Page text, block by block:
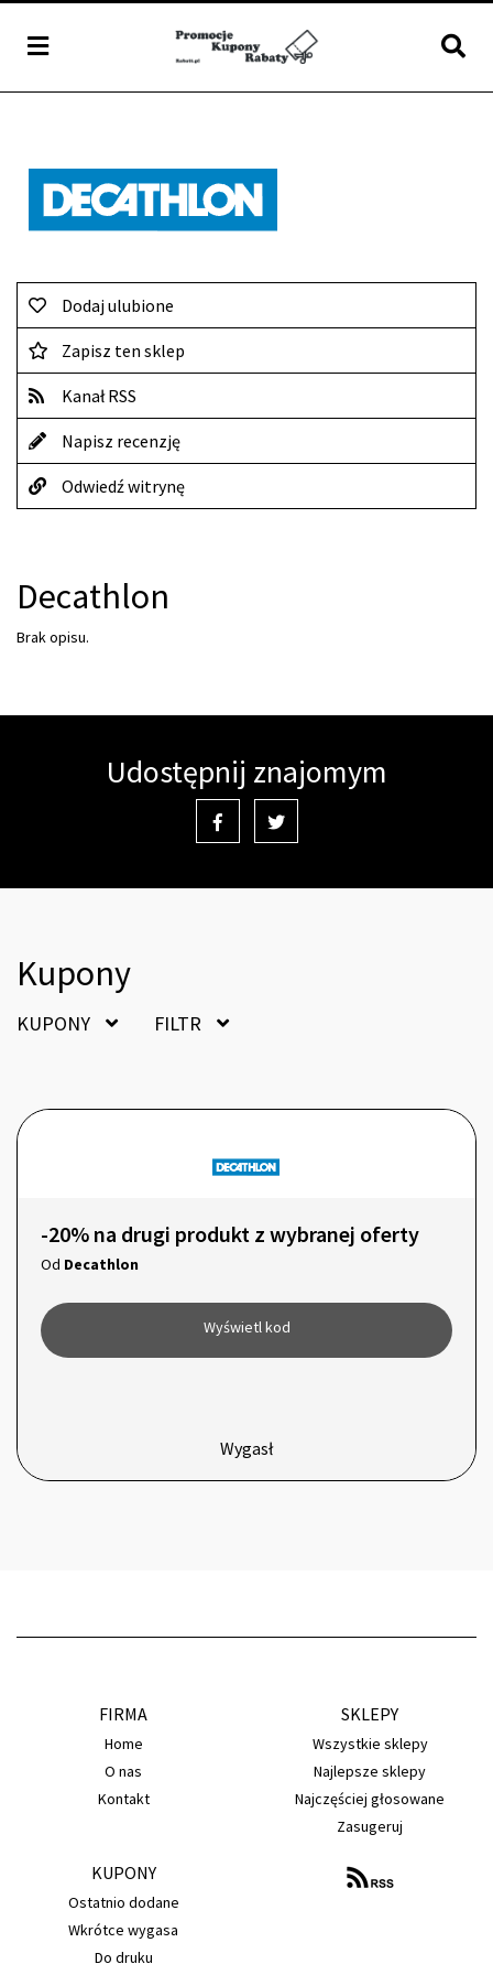
Dodaj ulubione
Zapisz ten sklep
Kanał RSS
Napisz recenzję
Odwiedź witrynę
Decathlon
Brak opisu.
Udostępnij znajomym
Kupony
KUPONY FILTR
-20% na drugi produkt z wybranej oferty
Od Decathlon
Wyświetl kod
Wygasł
FIRMA
Home
O nas
Kontakt
SKLEPY
Wszystkie sklepy
Najlepsze sklepy
Najczęściej głosowane
Zasugeruj
KUPONY
Ostatnio dodane
Wkrótce wygasa
Do druku